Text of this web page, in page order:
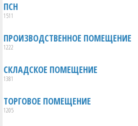
ПСН
1511
ПРОИЗВОДСТВЕННОЕ ПОМЕЩЕНИЕ
1222
СКЛАДСКОЕ ПОМЕЩЕНИЕ
1381
ТОРГОВОЕ ПОМЕЩЕНИЕ
1205